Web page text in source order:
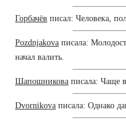
Горбачёв писал: Человека,
Pozdnjakova писала:
начал валить.
Шапошникова писала: Чаще
Dvornikova писала: Однако